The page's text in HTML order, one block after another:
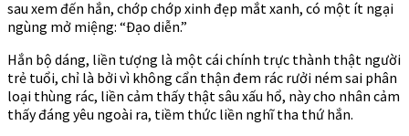
762
sau xem đến hắn, chớp chớp xinh đẹp mắt xanh, có một ít ngại
ngùng mở miệng: “Đạo diễn.”
Hắn bộ dáng, liền tượng là một cái chính trực thành thật người
trẻ tuổi, chỉ là bởi vì không cẩn thận đem rác rưởi ném sai phân
loại thùng rác, liền cảm thấy thật sâu xấu hổ, này cho nhân cảm
thấy đáng yêu ngoài ra, tiềm thức liền nghĩ tha thứ hắn.